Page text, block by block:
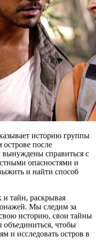
историю группы
после
справиться с
опасностями и
и найти способ
и тайн, раскрывая
Мы следим за
историю, свои тайны
чтобы
и исследовать остров в